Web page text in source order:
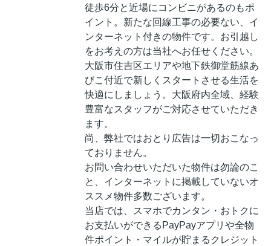
徒歩6分と近場にコンビニがあるのもポ
イント。新たな回線工事の必要ない、イ
ンターネット付きの物件です。お引越し
をお考えの方は当社へお任せください。
大阪市住吉区エリアや地下鉄御堂筋線あ
びこ付近で新しくスタートさせる生活を
快適にしましょう。大阪府内全域、経験
豊富なスタッフがご対応させていただき
ます。
尚、弊社ではおとり広告は一切おこなっ
ておりません。
お問い合わせいただいた物件は勿論のこ
と、インターネットに掲載していないオ
ススメ物件多数ございます。
当店では、スマホでカンタン・おトクに
お支払いができるPayPayアプリや全物
件ポイント・マイルが貯まるクレジット